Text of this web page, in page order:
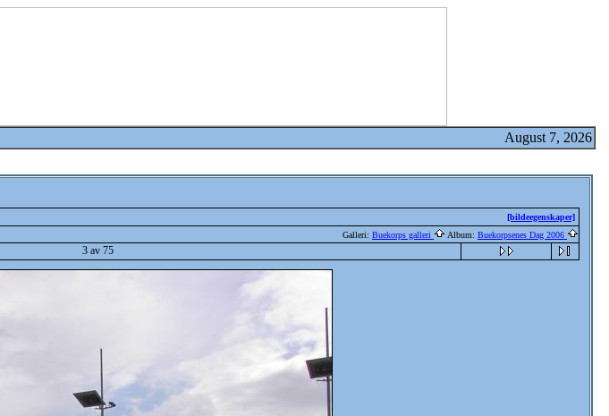
August 7, 2026
[bildeegenskaper]
Galleri: Buekorps galleri Album: Buekorpsenes Dag 2006
3 av 75